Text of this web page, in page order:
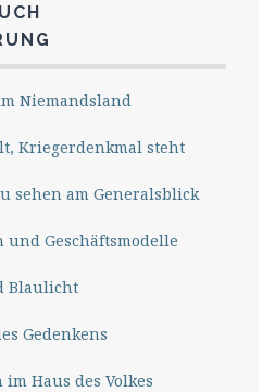
Niemandsland
Kriegerdenkmal steht
sehen am Generalsblick
und Geschäftsmodelle
Blaulicht
Gedenkens
im Haus des Volkes